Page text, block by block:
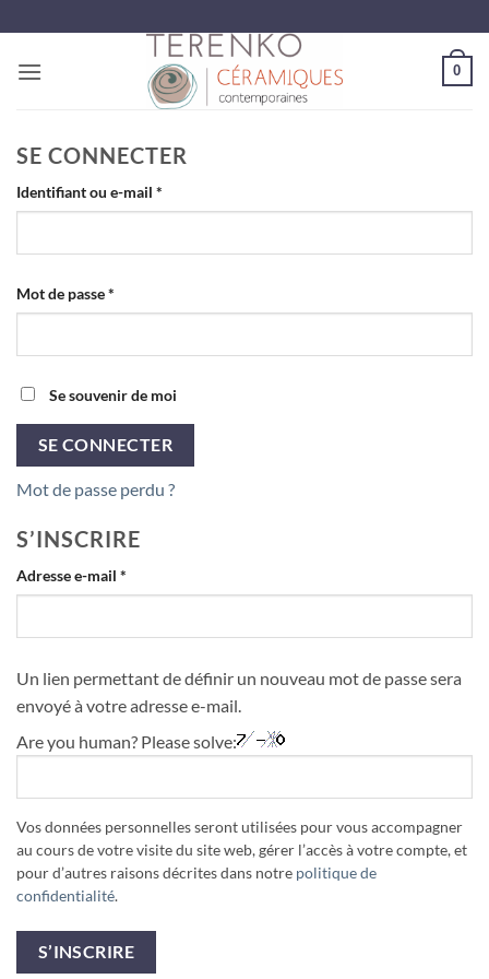
au
contenu
0
SE CONNECTER
Identifiant ou e-mail *
Mot de passe*
Se souvenir de moi
SE CONNECTER
Mot de passe perdu ?
S’INSCRIRE
Adresse e-mail *
Un lien permettant de définir un nouveau mot de passe sera
envoyé à votre adresse e-mail.
Are you human? Please solve:
Vos données personnelles seront utilisées pour vous accompagner
au cours de votre visite du site web, gérer l’accès à votre compte, et
pour d’autres raisons décrites dans notre politique de
confidentialité.
S’INSCRIRE